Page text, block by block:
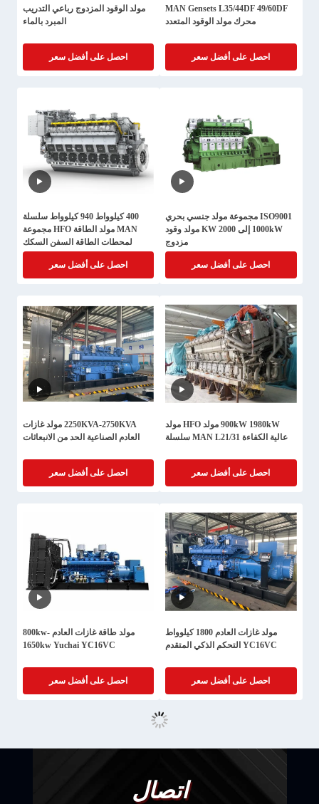
MAN Gensets L35/44DF 49/60DF
محرك مولد الوقود المتعدد
احصل على أفضل سعر
مولد الوقود المزدوج رباعي التدريب
المبرد بالماء
احصل على أفضل سعر
ISO9001 مجموعة مولد جنسي بحري
1000kW إلى 2000 KW مولد وقود
مزدوج
احصل على أفضل سعر
400 كيلوواط 940 كيلوواط سلسلة
MAN مولد الطاقة HFO مجموعة
لمحطات الطاقة السفن السكك
الحديدية
احصل على أفضل سعر
900kW 1980kW مولد HFO مولد
عالية الكفاءة MAN L21/31 سلسلة
احصل على أفضل سعر
2250KVA-2750KVA مولد غازات
العادم الصناعية الحد من الانبعاثات
احصل على أفضل سعر
مولد غازات العادم 1800 كيلوواط
YC16VC التحكم الذكي المتقدم
احصل على أفضل سعر
مولد طاقة غازات العادم 800kw-
1650kw Yuchai YC16VC
احصل على أفضل سعر
اتصال